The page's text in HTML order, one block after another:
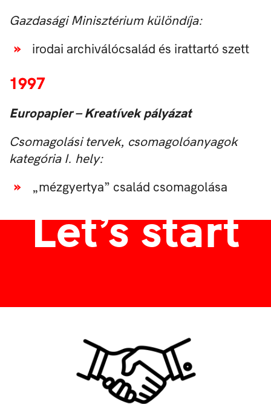
Gazdasági Minisztérium különdíja:
irodai archiválócsalád és irattartó szett
1997
Europapier – Kreatívek pályázat
Csomagolási tervek, csomagolóanyagok
kategória I. hely:
„mézgyertya” család csomagolása
Let’s start